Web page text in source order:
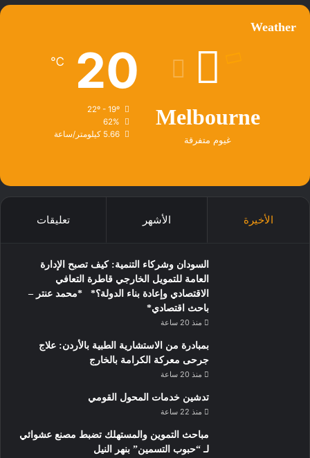
Weather
Melbourne
غيوم متفرقة
20
℃
22º - 19º
62%
5.66 كيلومتر/ساعة
الأخيرة الأشهر تعليقات
السودان وشركاء التنمية: كيف تصبح الإدارة
العامة للتمويل الخارجي قاطرة التعافي
الاقتصادي وإعادة بناء الدولة؟* *محمد عنتر –
باحث اقتصادي*
منذ 20 ساعة
بمبادرة من الاستشارية الطبية بالأردن: علاج
جرحى معركة الكرامة بالخارج
منذ 20 ساعة
تدشين خدمات المحول القومي
منذ 22 ساعة
مباحث التموين والمستهلك تضبط مصنع عشوائي
لـ “حبوب التسمين” بنهر النيل